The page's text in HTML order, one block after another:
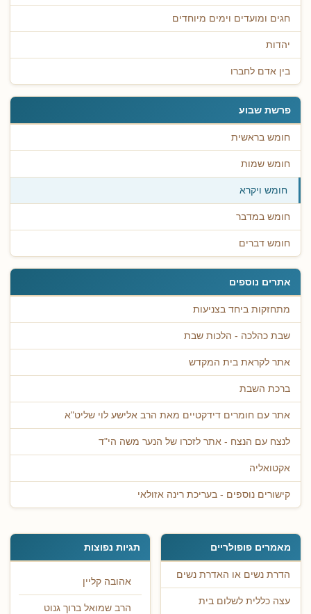
חגים ומועדים וימים מיוחדים
יהדות
בין אדם לחברו
פרשת שבוע
חומש בראשית
חומש שמות
חומש ויקרא
חומש במדבר
חומש דברים
אתרים נוספים
מתחזקות ביחד בצניעות
שבת כהלכה - הלכות שבת
אתר לקראת בית המקדש
ברכת השבת
אתר עם חומרים דידקטיים מאת הרב אלישע לוי שליט"א
לנצח עם הנצח - אתר לזכרו של הנער משה הי"ד
אקטואליה
קישורים נוספים - בעריכת רינה אזולאי
מאמרים פופולריים
הדרת נשים או האדרת נשים
עצה כללית לשלום בית
תגיות נפוצות
אהובה קליין
הרב שמואל ברוך גנוט